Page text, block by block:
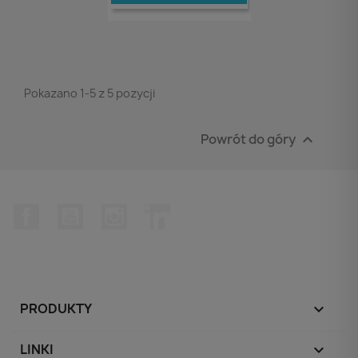
Pokazano 1-5 z 5 pozycji
Powrót do góry 
PRODUKTY 
LINKI 